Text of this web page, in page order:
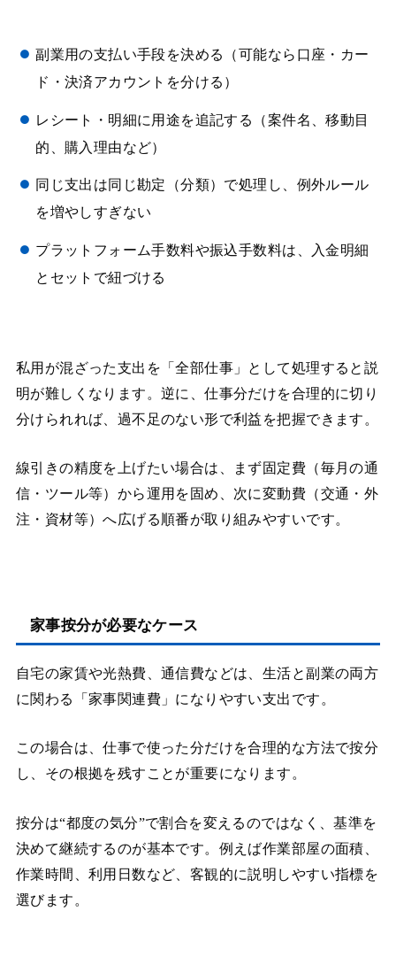
副業用の支払い手段を決める（可能なら口座・カー
ド・決済アカウントを分ける）
レシート・明細に用途を追記する（案件名、移動目
的、購入理由など）
同じ支出は同じ勘定（分類）で処理し、例外ルール
を増やしすぎない
プラットフォーム手数料や振込手数料は、入金明細
とセットで紐づける
私用が混ざった支出を「全部仕事」として処理すると説
明が難しくなります。逆に、仕事分だけを合理的に切り
分けられれば、過不足のない形で利益を把握できます。
線引きの精度を上げたい場合は、まず固定費（毎月の通
信・ツール等）から運用を固め、次に変動費（交通・外
注・資材等）へ広げる順番が取り組みやすいです。
家事按分が必要なケース
自宅の家賃や光熱費、通信費などは、生活と副業の両方
に関わる「家事関連費」になりやすい支出です。
この場合は、仕事で使った分だけを合理的な方法で按分
し、その根拠を残すことが重要になります。
按分は“都度の気分”で割合を変えるのではなく、基準を
決めて継続するのが基本です。例えば作業部屋の面積、
作業時間、利用日数など、客観的に説明しやすい指標を
選びます。